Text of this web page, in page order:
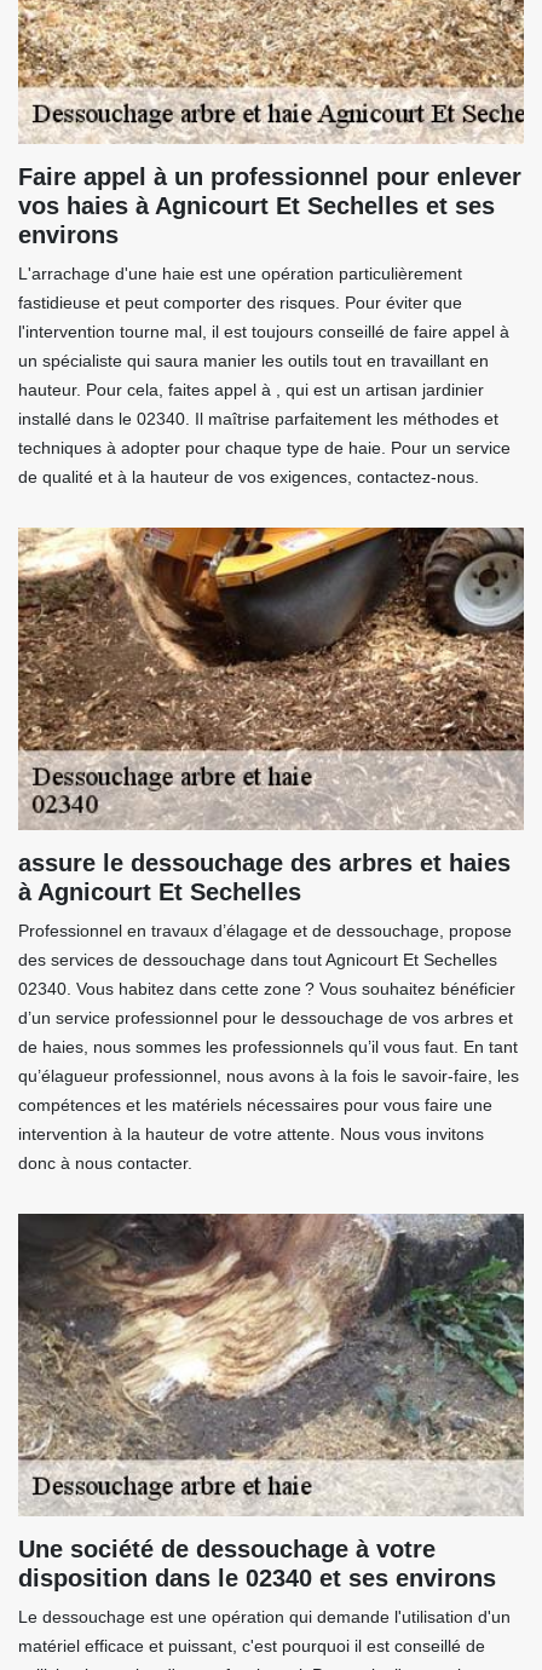
Faire appel à un professionnel pour enlever
vos haies à Agnicourt Et Sechelles et ses
environs
L'arrachage d'une haie est une opération particulièrement
fastidieuse et peut comporter des risques. Pour éviter que
l'intervention tourne mal, il est toujours conseillé de faire appel à
un spécialiste qui saura manier les outils tout en travaillant en
hauteur. Pour cela, faites appel à , qui est un artisan jardinier
installé dans le 02340. Il maîtrise parfaitement les méthodes et
techniques à adopter pour chaque type de haie. Pour un service
de qualité et à la hauteur de vos exigences, contactez-nous.
assure le dessouchage des arbres et haies
à Agnicourt Et Sechelles
Professionnel en travaux d’élagage et de dessouchage, propose
des services de dessouchage dans tout Agnicourt Et Sechelles
02340. Vous habitez dans cette zone ? Vous souhaitez bénéficier
d’un service professionnel pour le dessouchage de vos arbres et
de haies, nous sommes les professionnels qu’il vous faut. En tant
qu’élagueur professionnel, nous avons à la fois le savoir-faire, les
compétences et les matériels nécessaires pour vous faire une
intervention à la hauteur de votre attente. Nous vous invitons
donc à nous contacter.
Une société de dessouchage à votre
disposition dans le 02340 et ses environs
Le dessouchage est une opération qui demande l'utilisation d'un
matériel efficace et puissant, c'est pourquoi il est conseillé de